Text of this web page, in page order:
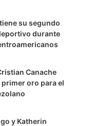
su segundo
durante
Canache
oro para el
y Katherin